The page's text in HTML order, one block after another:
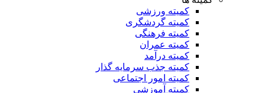
کمیته ورزشی
کمیته گردشگری
کمیته فرهنگی
کمیته عمران
کمیته درآمد
کمیته جذب سرمایه گذار
کمیته امور اجتماعی
کمیته آموزشی